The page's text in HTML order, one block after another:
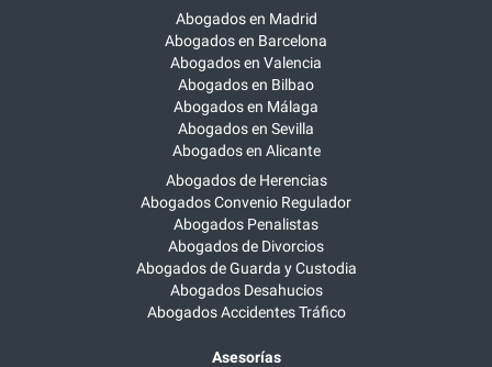
Abogados en Madrid
Abogados en Barcelona
Abogados en Valencia
Abogados en Bilbao
Abogados en Málaga
Abogados en Sevilla
Abogados en Alicante
Abogados de Herencias
Abogados Convenio Regulador
Abogados Penalistas
Abogados de Divorcios
Abogados de Guarda y Custodia
Abogados Desahucios
Abogados Accidentes Tráfico
Asesorías